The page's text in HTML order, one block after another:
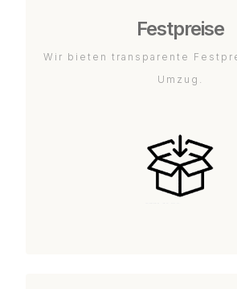
Festpreise
Wir bieten transparente
Umzug.